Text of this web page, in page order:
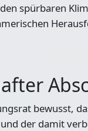
spürbaren
bewusst,
der damit